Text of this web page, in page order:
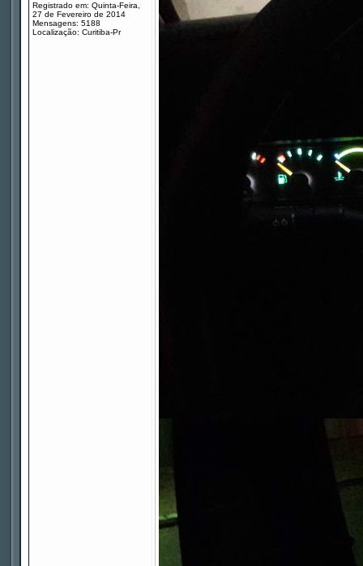
Registrado em: Quinta-Feira,
27 de Fevereiro de 2014
Mensagens: 5188
Localização: Curitiba-Pr